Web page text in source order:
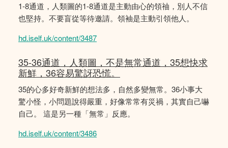
1-8通道，人類圖的1-8通道是主動由心的領䄂，別人不信
也堅持。不要盲從等待邀請。領袖是主動引領他人。
hd.iself.uk/content/3487
35-36通道，人類圖，不是無常通道，35想快求
新鮮，36容易驚訝恐慌。
35的心多好奇新鮮的想法多，自然多變無常。36小事大
驚小怪，小問題說得嚴重，好像常常有災禍，其實自己嚇
自己。 這是另一種「無常」反應。
hd.iself.uk/content/3486